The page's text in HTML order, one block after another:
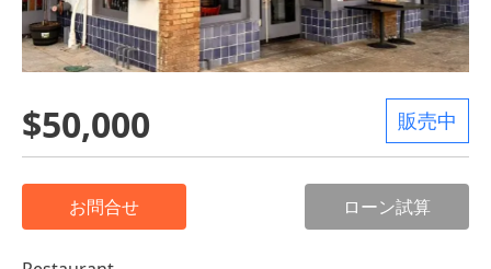
$50,000 販売中
お問合せ ローン試算